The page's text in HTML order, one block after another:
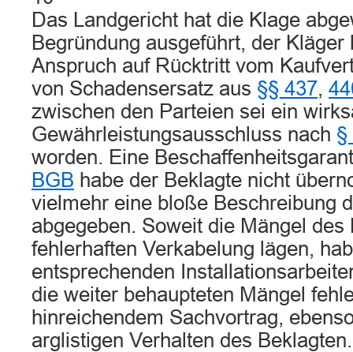
Das Landgericht hat die Klage
Begründung ausgeführt, der Kläger
Anspruch auf Rücktritt vom
von Schadensersatz aus §§ 437,
zwischen den Parteien sei ein
Gewährleistungsausschluss nach §
worden. Eine
BGB habe der Beklagte nicht
vielmehr eine bloße Beschreibung
abgegeben. Soweit die Mängel des
fehlerhaften Verkabelung lägen,
entsprechenden
die weiter behaupteten Mängel
hinreichendem Sachvortrag,
arglistigen Verhalten des Beklagten.